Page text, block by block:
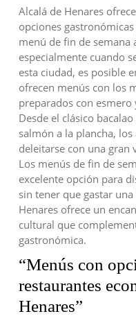
Alcalá de Henares
opciones
menú de fin de semana
especialmente cuando
esta ciudad, es posible
ofrecen menús con los
preparados con
Desde el clásico
salmón a la plancha,
deleitarse con una gran
Los menús de fin de
excelente opción para
sin tener que gastar
Henares ofrece un
cultural que
gastronómica.
“Menús con
restaurantes
Henares”